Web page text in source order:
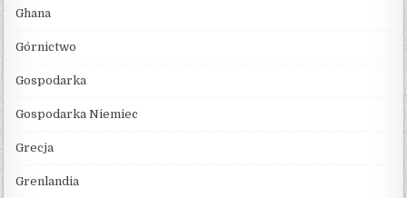
Ghana
Górnictwo
Gospodarka
Gospodarka Niemiec
Grecja
Grenlandia